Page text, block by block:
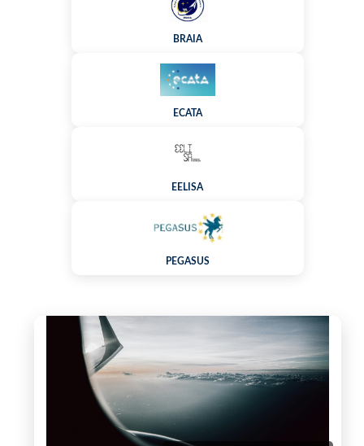
BRAIA
ECATA
EELISA
PEGASUS